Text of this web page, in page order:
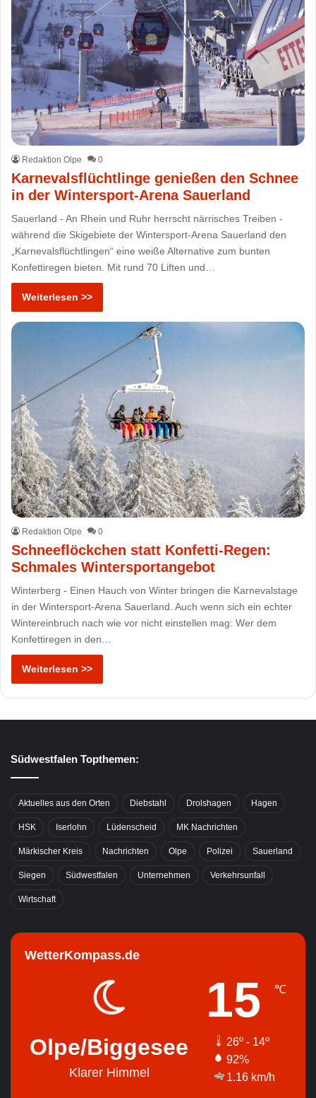
Redaktion Olpe 0
Karnevalsflüchtlinge genießen den Schnee
in der Wintersport-Arena Sauerland
Sauerland - An Rhein und Ruhr herrscht närrisches Treiben -
während die Skigebiete der Wintersport-Arena Sauerland den
„Karnevalsflüchtlingen“ eine weiße Alternative zum bunten
Konfettiregen bieten. Mit rund 70 Liften und…
Weiterlesen >>
Redaktion Olpe 0
Schneeflöckchen statt Konfetti-Regen:
Schmales Wintersportangebot
Winterberg - Einen Hauch von Winter bringen die Karnevalstage
in der Wintersport-Arena Sauerland. Auch wenn sich ein echter
Wintereinbruch nach wie vor nicht einstellen mag: Wer dem
Konfettiregen in den…
Weiterlesen >>
Südwestfalen Topthemen:
Aktuelles aus den Orten Diebstahl Drolshagen Hagen
HSK Iserlohn Lüdenscheid MK Nachrichten
Märkischer Kreis Nachrichten Olpe Polizei Sauerland
Siegen Südwestfalen Unternehmen Verkehrsunfall
Wirtschaft
WetterKompass.de
Olpe/Biggesee
Klarer Himmel
15 ℃
26º - 14º
92%
1.16 km/h